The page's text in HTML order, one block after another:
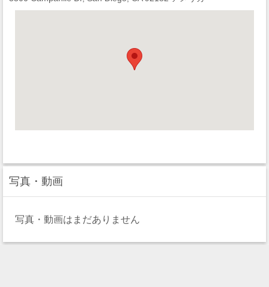
写真・動画
写真・動画はまだありません